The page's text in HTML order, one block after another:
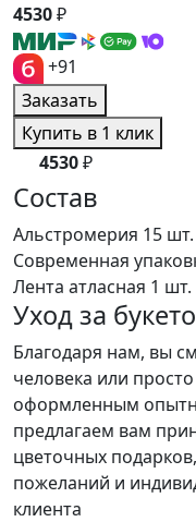
4530₽
+91
Заказать
Купить в 1 клик
4530₽
Состав
Альстромерия 15 шт.
Современная
Лента атласная 1 шт.
Уход за
Благодаря нам, вы
человека или
оформленным
предлагаем вам
цветочных
пожеланий и
клиента